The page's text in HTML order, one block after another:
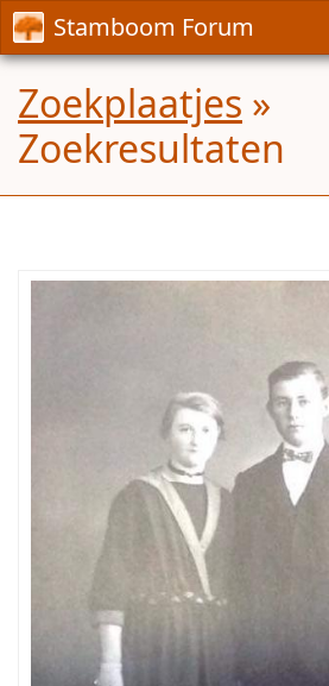
Stamboom Forum
Zoekplaatjes »
Zoekresultaten